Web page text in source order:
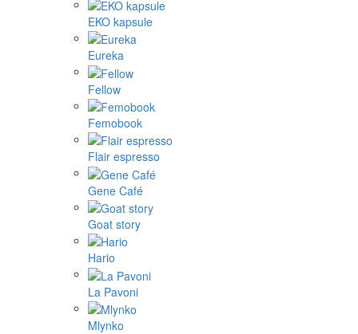
EKO kapsule
Eureka
Fellow
Femobook
Flair espresso
Gene Café
Goat story
Hario
La Pavoni
Mlynko